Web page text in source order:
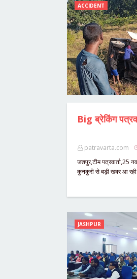
ACCIDENT
patravarta.com
जशपुर,टीम पत्रवार्ता,25
कुनकुरी से बड़ी खबर आ
JASHPUR